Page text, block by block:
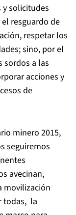
y solicitudes
resguardo de
respetar los
sino, por el
sordos a las
acciones y
de
minero 2015,
seguiremos
avecinan,
movilización
todas, la